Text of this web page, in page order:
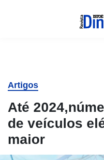
Artigos
Até
de veículos
maior